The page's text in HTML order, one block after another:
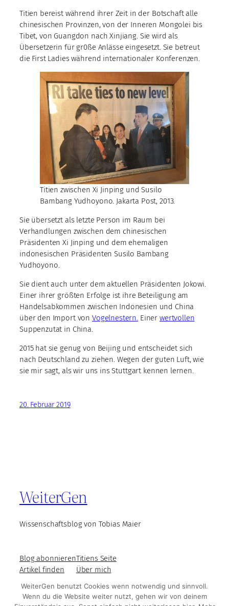
Titien bereist während ihrer Zeit in der Botschaft alle
chinesischen Provinzen, von der Inneren Mongolei bis
Tibet, von Guangdon nach Xinjiang. Sie wird als
Übersetzerin für gr0ße Anlässe eingesetzt. Sie betreut
die First Ladies während internationaler Konferenzen.
Titien zwischen Xi Jinping und Susilo
Bambang Yudhoyono. Jakarta Post, 2013.
Sie übersetzt als letzte Person im Raum bei
Verhandlungen zwischen dem chinesischen
Präsidenten Xi Jinping und dem ehemaligen
indonesischen Präsidenten Susilo Bambang
Yudhoyono.
Sie dient auch unter dem aktuellen Präsidenten Jokowi.
Einer ihrer größten Erfolge ist ihre Beteiligung am
Handelsabkommen zwischen Indonesien und China
über den Import von Vogelnestern. Einerwertvollen
Suppenzutat in China.
2015 hat sie genug von Beijing und entscheidet sich
nach Deutschland zu ziehen. Wegen der guten Luft, wie
sie mir sagt, als wir uns ins Stuttgart kennen lernen.
20. Februar 2019
WeiterGen
Wissenschaftsblog von Tobias Maier
Blog abonnieren
Artikel finden
Titiens Seite
Über mich
WeiterGen benutzt Cookies wenn notwendig und sinnvoll.
Wenn du die Website weiter nutzt, gehen wir von deinem